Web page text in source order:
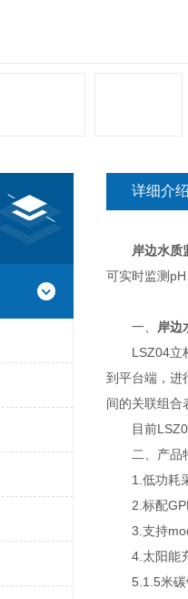
详细介绍
岸边水质
可实时监测
一、 岸边
LSZ04立杆
到平台端，进
间的关联组合
目前LSZ04
二、产品
1.低功耗采
2.标配
3.支持
4.太阳能充
5.1.5米碳